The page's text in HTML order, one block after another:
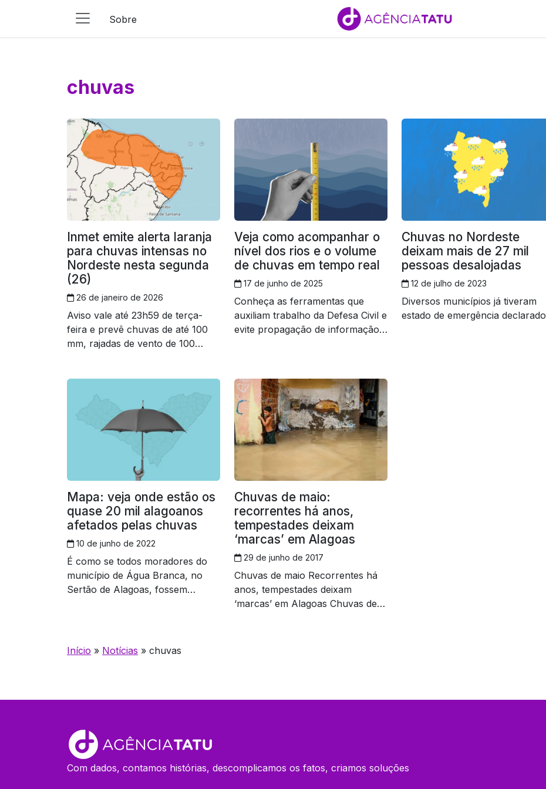
Sobre
chuvas
Inmet emite alerta laranja
para chuvas intensas no
Nordeste nesta segunda
(26)
26 de janeiro de 2026
Aviso vale até 23h59 de terça-
feira e prevê chuvas de até 100
mm, rajadas de vento de 100
Veja como acompanhar o
nível dos rios e o volume
de chuvas em tempo real
17 de junho de 2025
Conheça as ferramentas que
auxiliam trabalho da Defesa Civil e
evite propagação de informação
Chuvas no Nordeste
deixam mais de 27 mil
pessoas desalojadas
12 de julho de 2023
Diversos municípios já tiveram
estado de emergência declarado
Mapa: veja onde estão os
quase 20 mil alagoanos
afetados pelas chuvas
10 de junho de 2022
É como se todos moradores do
município de Água Branca, no
Sertão de Alagoas, fossem
Chuvas de maio:
recorrentes há anos,
tempestades deixam
‘marcas’ em Alagoas
29 de junho de 2017
Chuvas de maio Recorrentes há
anos, tempestades deixam
‘marcas’ em Alagoas Chuvas de
período de seca extrema, a chuva
Início » Notícias » chuvas
Com dados, contamos histórias, descomplicamos os fatos, criamos soluções